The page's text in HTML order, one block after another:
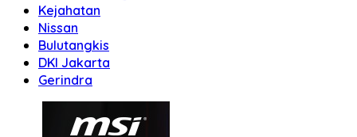
Kejahatan
Nissan
Bulutangkis
DKI Jakarta
Gerindra